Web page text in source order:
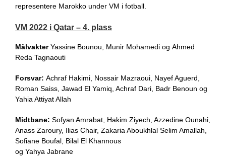
representere Marokko under VM i fotball.
VM 2022 i Qatar – 4. plass
MålvakterYassine Bounou, Munir Mohamedi og Ahmed
Reda Tagnaouti
Forsvar: Achraf Hakimi, Nossair Mazraoui, Nayef Aguerd,
Roman Saiss, Jawad El Yamiq, Achraf Dari, Badr Benoun og
Yahia Attiyat Allah
Midtbane: Sofyan Amrabat, Hakim Ziyech, Azzedine Ounahi,
Anass Zaroury, Ilias Chair, Zakaria Aboukhlal Selim Amallah,
Sofiane Boufal, Bilal El Khannous
og Yahya Jabrane